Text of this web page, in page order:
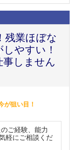
残業ほぼな
やすい！
しません
が狙い目！
ご経験、能力
軽にご相談くだ